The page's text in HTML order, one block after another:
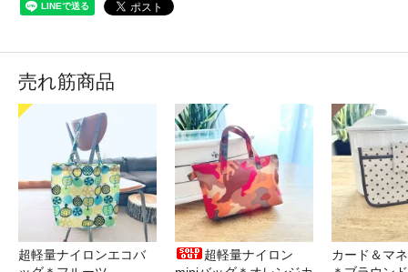
売れ筋商品
超軽量ナイロンエコバ
超軽量ナイロン
カード＆マ